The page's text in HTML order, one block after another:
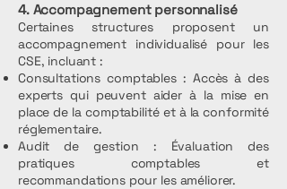
4. Accompagnement personnalisé
Certaines structures proposent un
accompagnement individualisé pour les
CSE, incluant :
Consultations comptables : Accès à des
experts qui peuvent aider à la mise en
place de la comptabilité et à la conformité
réglementaire.
Audit de gestion : Évaluation des
pratiques comptables et
recommandations pour les améliorer.